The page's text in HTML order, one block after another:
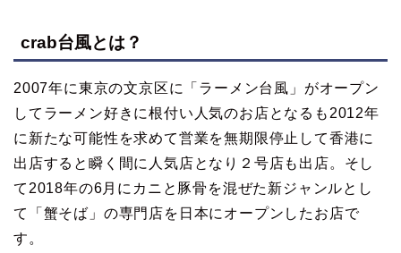
crab台風とは？
2007年に東京の文京区に「ラーメン台風」がオープン
してラーメン好きに根付い人気のお店となるも2012年
に新たな可能性を求めて営業を無期限停止して香港に
出店すると瞬く間に人気店となり２号店も出店。そし
て2018年の6月にカニと豚骨を混ぜた新ジャンルとし
て「蟹そば」の専門店を日本にオープンしたお店で
す。